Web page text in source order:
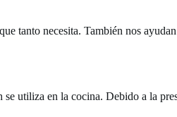
tanto necesita. También nos
utiliza en la cocina. Debido a la